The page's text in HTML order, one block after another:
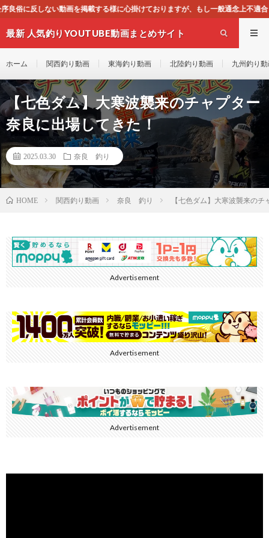
に心掛けておりますが、もし一般通念上不適合と思われる動画がござい
最新 人気釣りYOUTUBE動画まとめサイト
ホーム 関西釣り動画 東海釣り動画 北陸釣り動画 九州釣り
【七色ダム】大寒波襲来のチャプター
奈良に出場してきた！
2025.03.30 奈良 釣り
HOME 関西釣り動画 奈良 釣り 【七色ダム】大寒波襲来の
Advertisement
Advertisement
Advertisement